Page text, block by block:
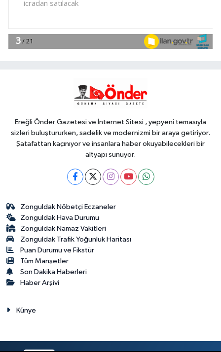
10:04
kurallarını öğreniyor
Ereğli Önder Gazetesi ve İnternet Sitesi , yepyeni temasıyla
sizleri buluştururken, sadelik ve modernizmi bir araya getiriyor.
Şatafattan kaçınıyor ve insanlara haber okuyabilecekleri bir
altyapı sunuyor.
Zonguldak Nöbetçi Eczaneler
Zonguldak Hava Durumu
Zonguldak Namaz Vakitleri
Zonguldak Trafik Yoğunluk Haritası
Puan Durumu ve Fikstür
Tüm Manşetler
Son Dakika Haberleri
Haber Arşivi
Künye